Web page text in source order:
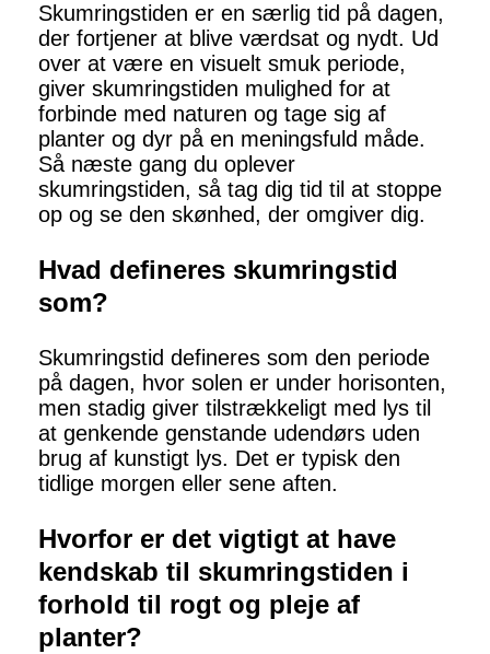
Skumringstiden er en særlig tid på dagen,
der fortjener at blive værdsat og nydt. Ud
over at være en visuelt smuk periode,
giver skumringstiden mulighed for at
forbinde med naturen og tage sig af
planter og dyr på en meningsfuld måde.
Så næste gang du oplever
skumringstiden, så tag dig tid til at stoppe
op og se den skønhed, der omgiver dig.
Hvad defineres skumringstid
som?
Skumringstid defineres som den periode
på dagen, hvor solen er under horisonten,
men stadig giver tilstrækkeligt med lys til
at genkende genstande udendørs uden
brug af kunstigt lys. Det er typisk den
tidlige morgen eller sene aften.
Hvorfor er det vigtigt at have
kendskab til skumringstiden i
forhold til rogt og pleje af
planter?